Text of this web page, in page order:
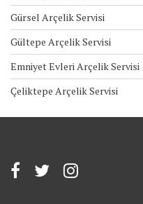
Gürsel Arçelik Servisi
Gültepe Arçelik Servisi
Emniyet Evleri Arçelik Servisi
Çeliktepe Arçelik Servisi